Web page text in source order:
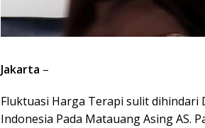
Jakarta –
Fluktuasi Harga Terapi sulit dihindari
Indonesia Pada Matauang Asing AS.